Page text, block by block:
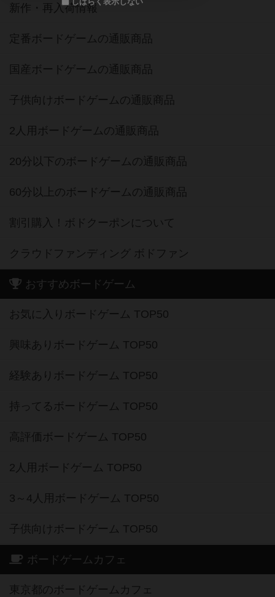
新作・再入荷情報
定番ボードゲームの通販商品
国産ボードゲームの通販商品
子供向けボードゲームの通販商品
2人用ボードゲームの通販商品
20分以下のボードゲームの通販商品
60分以上のボードゲームの通販商品
割引購入！ボドクーポンについて
クラウドファンディング ボドファン
おすすめボードゲーム
お気に入りボードゲーム TOP50
興味ありボードゲーム TOP50
経験ありボードゲーム TOP50
持ってるボードゲーム TOP50
高評価ボードゲーム TOP50
2人用ボードゲーム TOP50
3～4人用ボードゲーム TOP50
子供向けボードゲーム TOP50
ボードゲームカフェ
東京都のボードゲームカフェ